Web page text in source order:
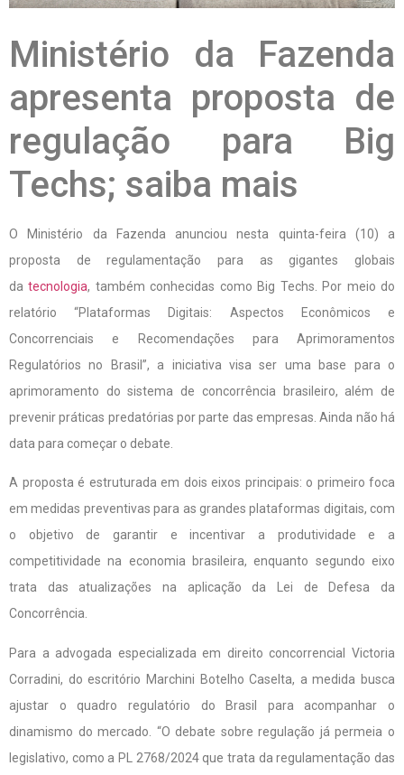
Ministério da Fazenda
apresenta proposta de
regulação para Big
Techs; saiba mais
O Ministério da Fazenda anunciou nesta quinta-feira (10) a
proposta de regulamentação para as gigantes globais
datecnologia, também conhecidas como Big Techs. Por meio do
relatório “Plataformas Digitais: Aspectos Econômicos e
Concorrenciais e Recomendações para Aprimoramentos
Regulatórios no Brasil”, a iniciativa visa ser uma base para o
aprimoramento do sistema de concorrência brasileiro, além de
prevenir práticas predatórias por parte das empresas. Ainda não há
data para começar o debate.
A proposta é estruturada em dois eixos principais: o primeiro foca
em medidas preventivas para as grandes plataformas digitais, com
o objetivo de garantir e incentivar a produtividade e a
competitividade na economia brasileira, enquanto segundo eixo
trata das atualizações na aplicação da Lei de Defesa da
Concorrência.
Para a advogada especializada em direito concorrencial Victoria
Corradini, do escritório Marchini Botelho Caselta, a medida busca
ajustar o quadro regulatório do Brasil para acompanhar o
dinamismo do mercado. “O debate sobre regulação já permeia o
legislativo, como a PL 2768/2024 que trata da regulamentação das